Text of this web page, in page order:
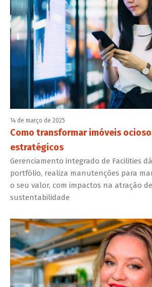
14 de março de 2025
Como transformar imóveis
estratégicos
Gerenciamento integrado de Facilities
portfólio, realiza manutenções para
o seu valor, com impactos na atração
sustentabilidade